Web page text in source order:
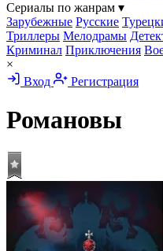
Сериалы по жанрам ▾
Зарубежные Русские
Триллеры Мелодрамы
Криминал Приключения
×
Вход
Регистрация
Романовы